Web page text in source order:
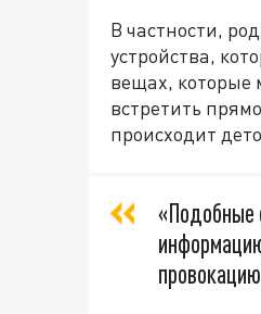
В частности,
устройства,
вещах, которые
встретить
происходит
«Подобные